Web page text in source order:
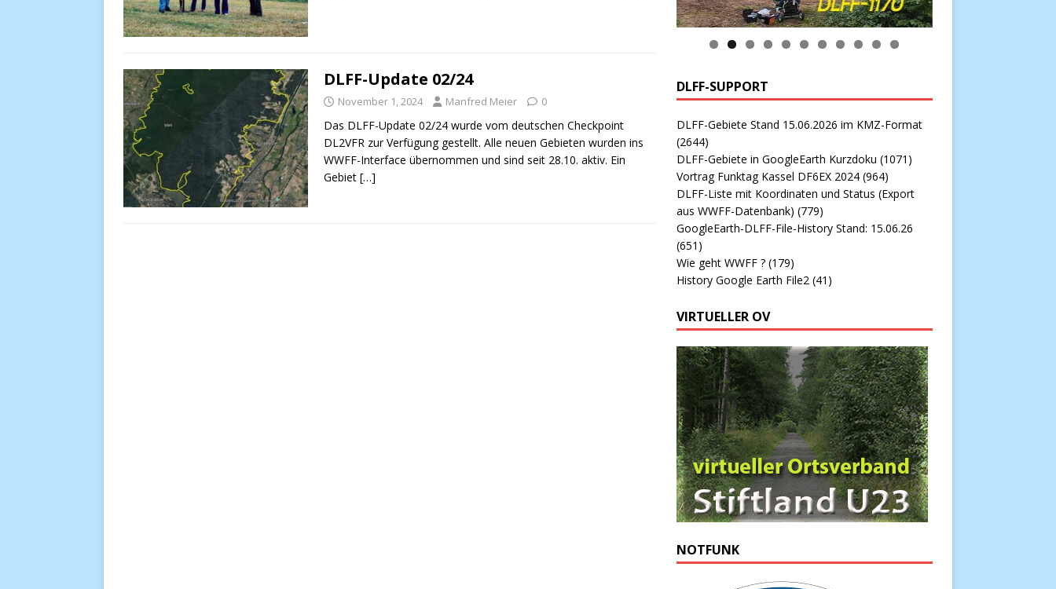
DLFF-Update 02/24
November 1, 2024 Manfred Meier 0
Das DLFF-Update 02/24 wurde vom deutschen Checkpoint
DL2VFR zur Verfügung gestellt. Alle neuen Gebieten wurden ins
WWFF-Interface übernommen und sind seit 28.10. aktiv. Ein
Gebiet […]
0 1
DLFF-SUPPORT
DLFF-Gebiete Stand 15.06.2026 im KMZ-Format
(2644)
DLFF-Gebiete in GoogleEarth Kurzdoku (1071)
Vortrag Funktag Kassel DF6EX 2024(964)
DLFF-Liste mit Koordinaten und Status (Export
aus WWFF-Datenbank) (779)
GoogleEarth-DLFF-File-History Stand: 15.06.26
(651)
Wie geht WWFF ?(179)
History Google Earth File2(41)
VIRTUELLER OV
NOTFUNK